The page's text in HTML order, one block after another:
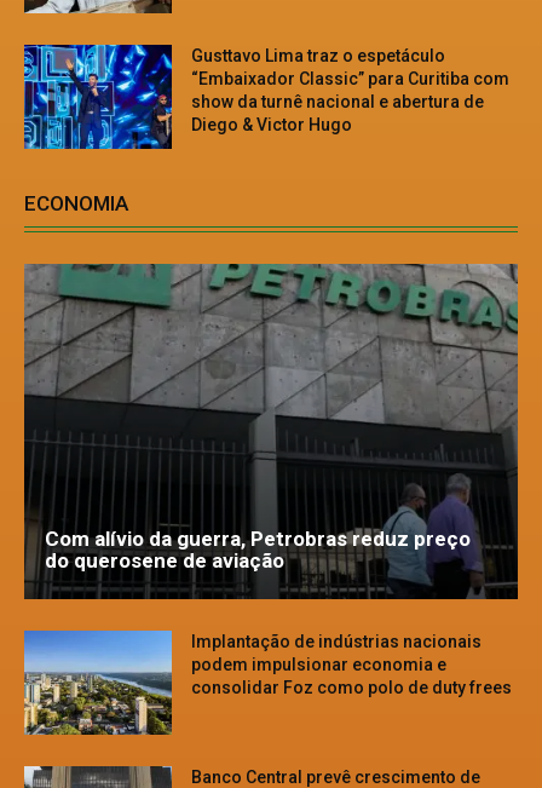
Gusttavo Lima traz o espetáculo
“Embaixador Classic” para Curitiba com
show da turnê nacional e abertura de
Diego & Victor Hugo
ECONOMIA
Com alívio da guerra, Petrobras reduz preço
do querosene de aviação
Implantação de indústrias nacionais
podem impulsionar economia e
consolidar Foz como polo de duty frees
Banco Central prevê crescimento de